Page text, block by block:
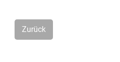
Zurück